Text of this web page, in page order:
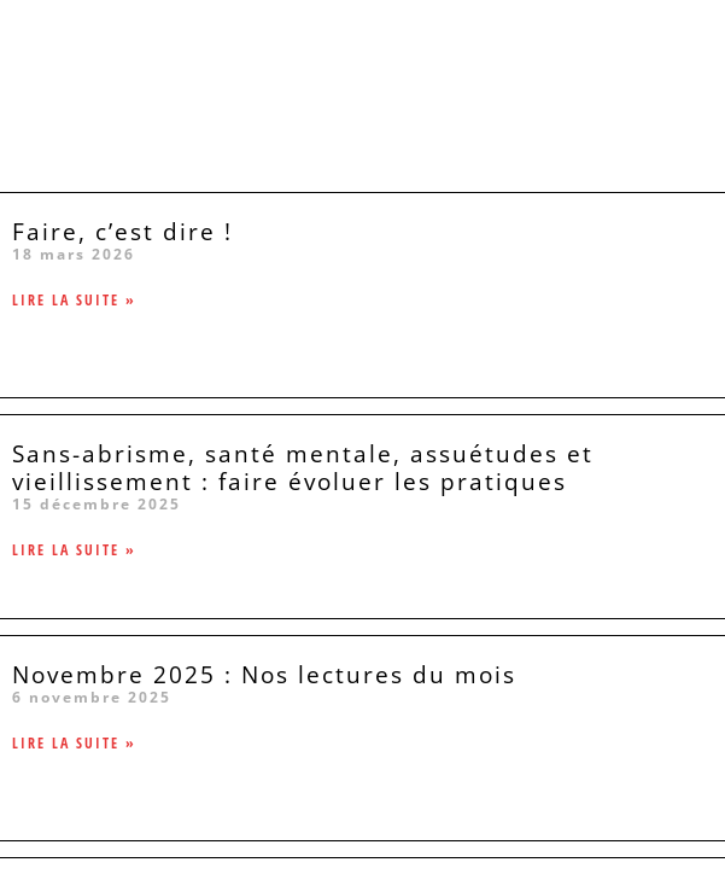
Faire, c’est dire !
18 mars 2026
LIRE LA SUITE »
Sans-abrisme, santé mentale, assuétudes et
vieillissement : faire évoluer les pratiques
15 décembre 2025
LIRE LA SUITE »
Novembre 2025 : Nos lectures du mois
6 novembre 2025
LIRE LA SUITE »